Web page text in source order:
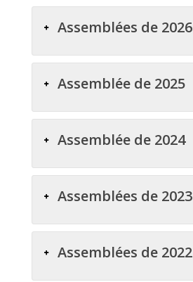
Assemblées de 2026
Assemblée de 2025
Assemblée de 2024
Assemblées de 2023
Assemblées de 2022